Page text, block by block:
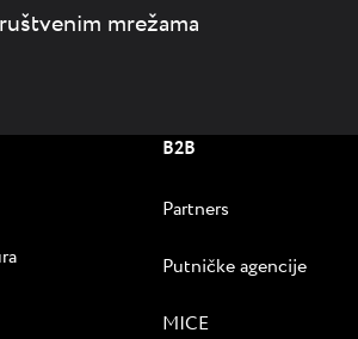
mrežama
B2B
Partners
Putničke agencije
MICE